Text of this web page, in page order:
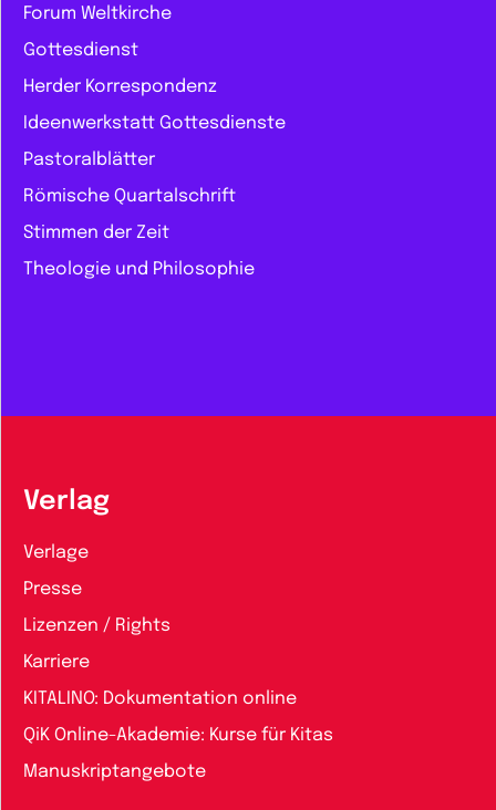
Forum Weltkirche
Gottesdienst
Herder Korrespondenz
Ideenwerkstatt Gottesdienste
Pastoralblätter
Römische Quartalschrift
Stimmen der Zeit
Theologie und Philosophie
Verlag
Verlage
Presse
Lizenzen / Rights
Karriere
KITALINO: Dokumentation online
QiK Online-Akademie: Kurse für Kitas
Manuskriptangebote